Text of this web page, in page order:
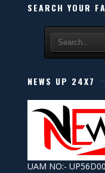
SEARCH YOUR
NEWS UP 24X7
UAM NO:-